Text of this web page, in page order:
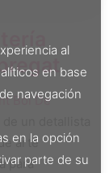
Boi De
un detallista
arte
para
al
en base
navegación
en la opción
parte de su